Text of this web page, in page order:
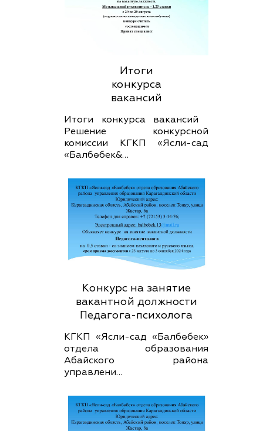
Итоги
конкурса
вакансий
Итоги конкурса вакансий
Решение конкурсной
комиссии КГКП «Ясли-сад
«Балбөбек&…
Конкурс на занятие
вакантной должности
Педагога-психолога
КГКП «Ясли-сад «Балбөбек»
отдела образования
Абайского района
управлени…